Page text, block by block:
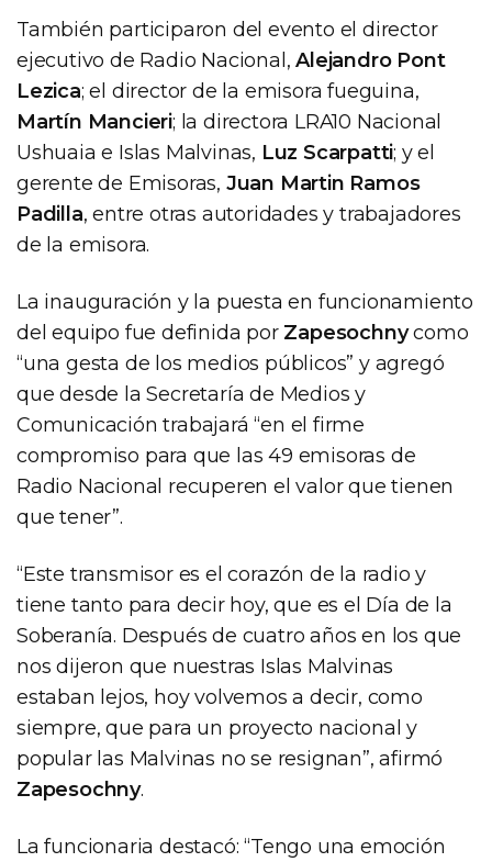
También participaron del evento el director
ejecutivo de Radio Nacional,Alejandro Pont
Lezica; el director de la emisora fueguina,
Martín Mancieri; la directora LRA10 Nacional
Ushuaia e Islas Malvinas, Luz Scarpatti; y el
gerente de Emisoras, Juan Martin Ramos
Padilla, entre otras autoridades y trabajadores
de la emisora.
La inauguración y la puesta en funcionamiento
del equipo fue definida por Zapesochnycomo
“una gesta de los medios públicos” y agregó
que desde la Secretaría de Medios y
Comunicación trabajará “en el firme
compromiso para que las 49 emisoras de
Radio Nacional recuperen el valor que tienen
que tener”.
“Este transmisor es el corazón de la radio y
tiene tanto para decir hoy, que es el Día de la
Soberanía. Después de cuatro años en los que
nos dijeron que nuestras Islas Malvinas
estaban lejos, hoy volvemos a decir, como
siempre, que para un proyecto nacional y
popular las Malvinas no se resignan”, afirmó
Zapesochny.
La funcionaria destacó: “Tengo una emoción